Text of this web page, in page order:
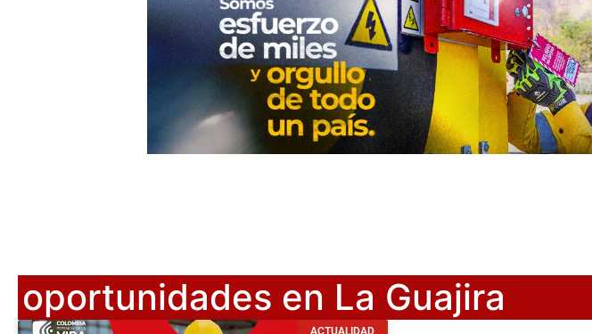
oportunidades en La Guajira
ACTUALIDAD